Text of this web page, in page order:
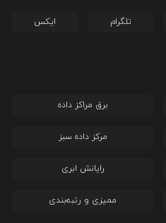
تلگرام ایکس
برق مراکز داده
مرکز داده سبز
رایانش ابری
ممیزی و رتبه‌بندی